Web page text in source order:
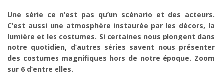
Une série ce n’est pas qu’un scénario et des acteurs.
C’est aussi une atmosphère instaurée par les décors, la
lumière et les costumes. Si certaines nous plongent dans
notre quotidien, d’autres séries savent nous présenter
des costumes magnifiques hors de notre époque. Zoom
sur 6 d’entre elles.